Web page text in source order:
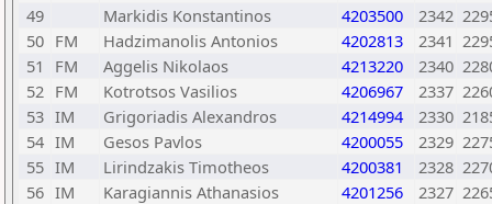
49
Markidis Konstantinos 4203500 2342
50 FM Hadzimanolis Antonios 4202813 2341
51
FM Aggelis Nikolaos 4213220 2340
52 FM Kotrotsos Vasilios 4206967 2337
53 IM Grigoriadis Alexandros 4214994 2330
54 IM Gesos Pavlos 4200055 2329
55 IM Lirindzakis Timotheos 4200381 2328
56 IM Karagiannis Athanasios 4201256 2327